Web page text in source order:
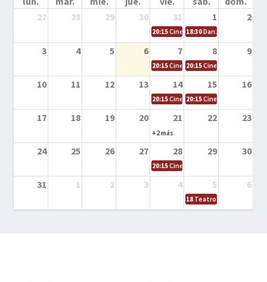
27
28 29 30 31 1 2
20:15Cine en la calle – Cómo
18:30Danza – Cita en el
3 4 5 6 7 8 9
20:15Cine en la calle – El niño y la
20:15Cine en la calle –
10 11 12 13 14 15 16
20:15Cine en la calle – Tortugas
20:15Cine en la calle –
17 18 19 20 21 22 23
+2 más
24 25 26 27 28 29 30
20:15Cine en el calle – Tintín y el
31 1 2 3 4 5 6
18 Teatro – Tres